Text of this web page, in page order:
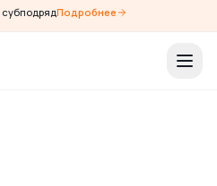
субподрядПодробнее